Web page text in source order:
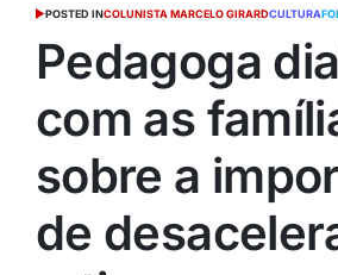
POSTED INCOLUNISTA MARCELO GIRARDCULTURA
Pedagoga
com as
sobre a
de